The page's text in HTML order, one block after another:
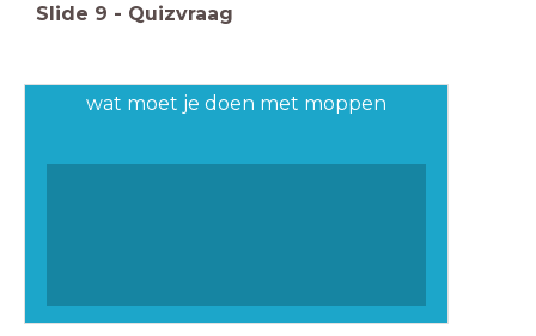
Slide 9 - Quizvraag
wat moet je doen met moppen